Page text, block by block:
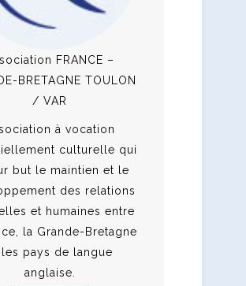
FRANCE –
BRETAGNE TOULON
/ VAR
à vocation
culturelle qui
but le maintien et le
des relations
et humaines entre
la Grande-Bretagne
pays de langue
anglaise.